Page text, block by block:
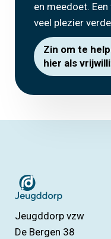
en meedoet.
veel plezier
Zin om te
hier als
Jeugddorp vzw
De Bergen 38